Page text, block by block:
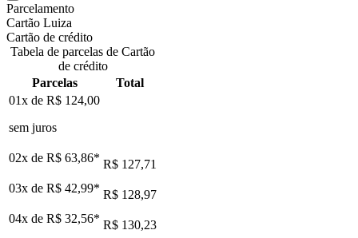
Parcelamento
Cartão Luiza
Cartão de crédito
Tabela de parcelas de Cartão
de crédito
Parcelas
Total
01x de R$ 124,00
sem juros
02x de R$ 63,86* R$ 127,71
03x de R$ 42,99* R$ 128,97
04x de R$ 32,56* R$ 130,23